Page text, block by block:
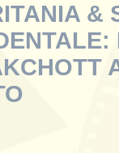
&